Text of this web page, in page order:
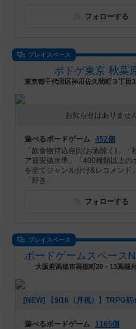
フォローする
プレイスペース
ボドゲ東京 秋葉
お知らせはありませ
遊べるボードゲーム 452個
「飲食物持込自由(お酒除く)」「
ア最安値水準」「400種類以上の
を全てジャンル分け&レコメンド
「好き...
フォローする
プレイスペース
大阪府高槻市高槻町20－13高槻
遊べるボードゲーム
1165個